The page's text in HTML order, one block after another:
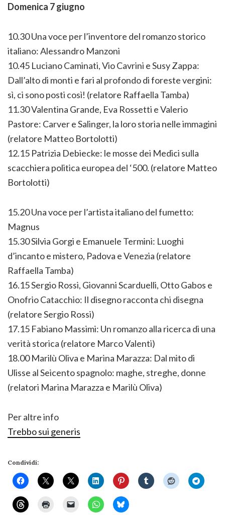
Domenica 7 giugno
10.30 Una voce per l’inventore del romanzo storico
italiano: Alessandro Manzoni
10.45 Luciano Caminati, Vio Cavrini e Susy Zappa:
Dall’alto di monti e fari al profondo di foreste vergini:
sì, ci sono posti così! (relatore Raffaella Tamba)
11.30 Valentina Grande, Eva Rossetti e Valerio
Pastore: Carver e Salinger, la loro storia nelle immagini
(relatore Matteo Bortolotti)
12.15 Patrizia Debiecke: le mosse dei Medici sulla
scacchiera politica europea del ‘500. (relatore Matteo
Bortolotti)
15.20 Una voce per l’artista italiano del fumetto:
Magnus
15.30 Silvia Gorgi e Emanuele Termini: Luoghi
d’incanto e mistero, Padova e Venezia (relatore
Raffaella Tamba)
16.15 Sergio Rossi, Giovanni Scarduelli, Otto Gabos e
Onofrio Catacchio: Il disegno racconta chi disegna
(relatore Sergio Rossi)
17.15 Fabiano Massimi: Un romanzo alla ricerca di una
verità storica (relatore Marco Valenti)
18.00 Marilù Oliva e Marina Marazza: Dal mito di
Ulisse al Seicento spagnolo: maghe, streghe, donne
(relatori Marina Marazza e Marilù Oliva)
Per altre info
Trebbo sui generis
Condividi: